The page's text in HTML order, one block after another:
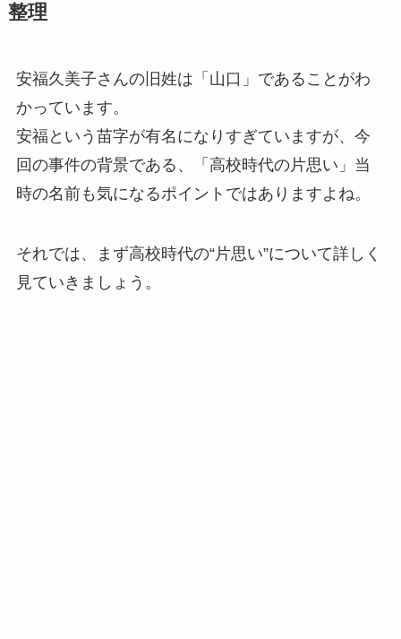
整理
安福久美子さんの旧姓は「山口」であることがわ
かっています。
安福という苗字が有名になりすぎていますが、今
回の事件の背景である、「高校時代の片思い」当
時の名前も気になるポイントではありますよね。
それでは、まず高校時代の“片思い”について詳しく
見ていきましょう。